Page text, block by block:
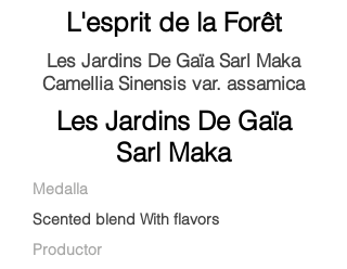
L'esprit de la Forêt
Les Jardins De Gaïa Sarl Maka
Camellia Sinensis var. assamica
Les Jardins De Gaïa
Sarl Maka
Medalla
Scented blend With flavors
Productor